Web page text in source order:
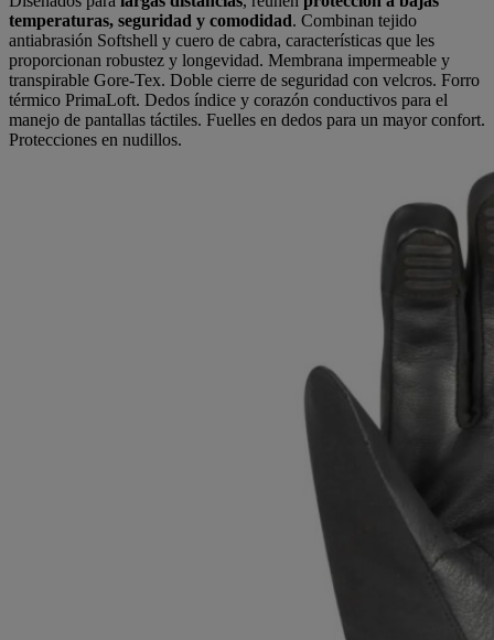
temperaturas, seguridad y comodidad. Combinan tejido
antiabrasión Softshell y cuero de cabra, características que les
proporcionan robustez y longevidad. Membrana impermeable y
transpirable Gore-Tex. Doble cierre de seguridad con velcros. Forro
térmico PrimaLoft. Dedos índice y corazón conductivos para el
manejo de pantallas táctiles. Fuelles en dedos para un mayor confort.
Protecciones en nudillos.